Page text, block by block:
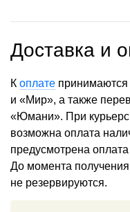
Доставка и
К оплате принимаются
и «Мир», а также
«Юмани». При
возможна оплата
предусмотрена
До момента
не резервируются.